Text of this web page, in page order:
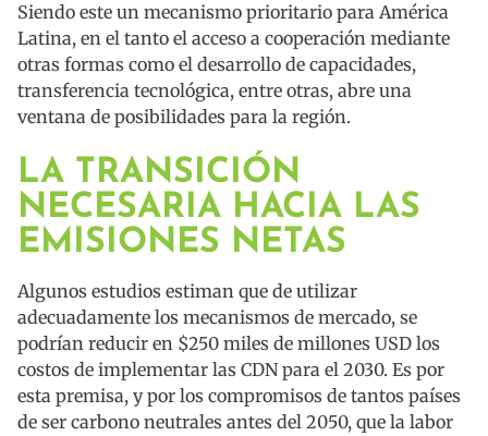
Siendo este un mecanismo prioritario para América
Latina, en el tanto el acceso a cooperación mediante
otras formas como el desarrollo de capacidades,
transferencia tecnológica, entre otras, abre una
ventana de posibilidades para la región.
LA TRANSICIÓN
NECESARIA HACIA LAS
EMISIONES NETAS
Algunos estudios estiman que de utilizar
adecuadamente los mecanismos de mercado, se
podrían reducir en $250 miles de millones USD los
costos de implementar las CDN para el 2030. Es por
esta premisa, y por los compromisos de tantos países
de ser carbono neutrales antes del 2050, que la labor